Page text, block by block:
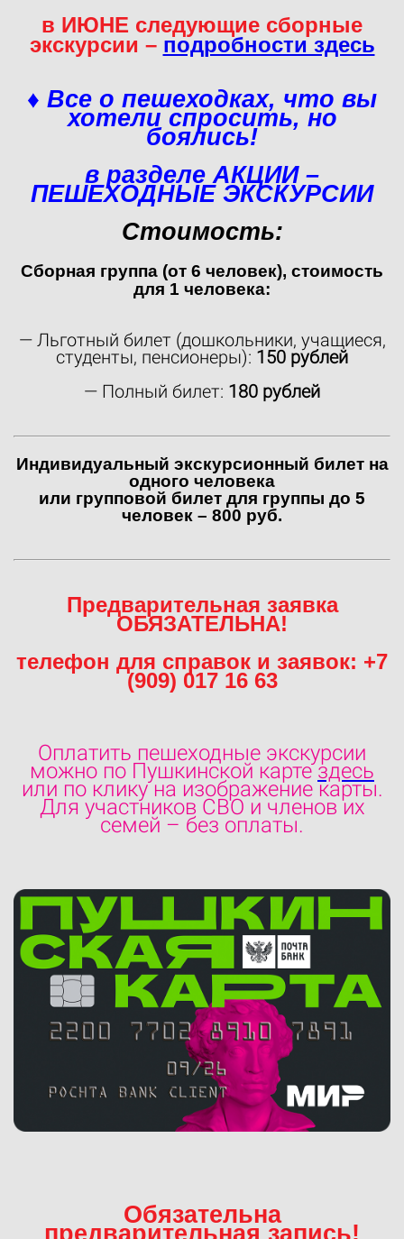
в ИЮНЕ следующие сборные
экскурсии – подробности здесь
♦ Все о пешеходках, что вы
хотели спросить, но
боялись!
в разделе АКЦИИ –
ПЕШЕХОДНЫЕ ЭКСКУРСИИ
Стоимость:
Сборная группа (от 6 человек), стоимость
для 1 человека:
— Льготный билет (дошкольники, учащиеся,
студенты, пенсионеры): 150 рублей
— Полный билет: 180 рублей
Индивидуальный экскурсионный билет на
одного человека
или групповой билет для группы до 5
человек – 800 руб.
Предварительная заявка
ОБЯЗАТЕЛЬНА!
телефон для справок и заявок: +7
(909) 017 16 63
Оплатить пешеходные экскурсии
можно по Пушкинской картездесь
или по клику на изображение карты.
Для участников СВО и членов их
семей – без оплаты.
Обязательна
предварительная запись!